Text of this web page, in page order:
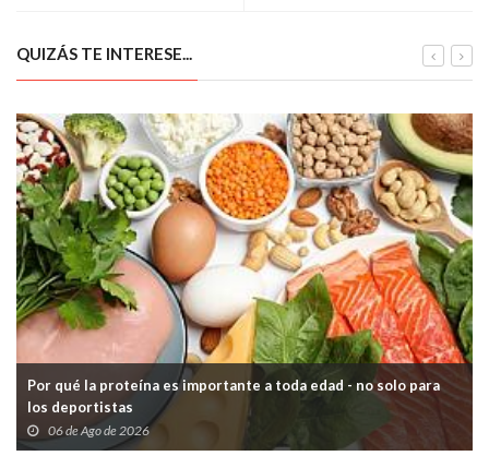
QUIZÁS TE INTERESE...
Por qué la proteína es importante a toda edad - no solo para
los deportistas
06 de Ago de 2026